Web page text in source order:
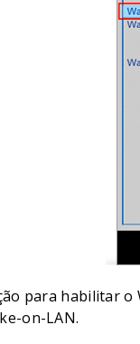
para habilitar o
on-LAN.